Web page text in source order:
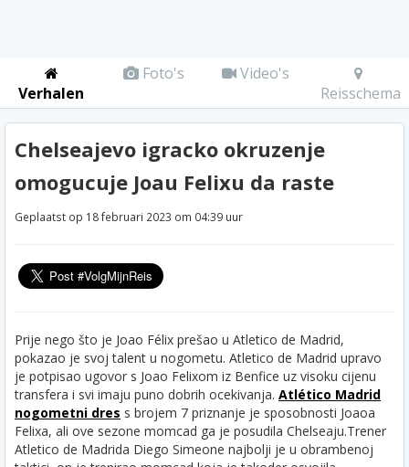
Verhalen
Foto's
Video's
Reisschema
Chelseajevo igracko okruzenje
omogucuje Joau Felixu da raste
Geplaatst op 18 februari 2023 om 04:39 uur
Prije nego što je Joao Félix prešao u Atletico de Madrid,
pokazao je svoj talent u nogometu. Atletico de Madrid upravo
je potpisao ugovor s Joao Felixom iz Benfice uz visoku cijenu
transfera i svi imaju puno dobrih ocekivanja. Atlético Madrid
nogometni dres s brojem 7 priznanje je sposobnosti Joaoa
Felixa, ali ove sezone momcad ga je posudila Chelseaju.Trener
Atletico de Madrida Diego Simeone najbolji je u obrambenoj